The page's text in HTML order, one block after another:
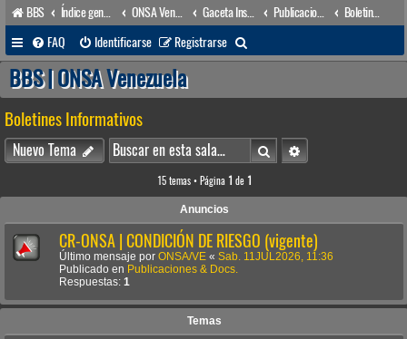
BBS Índice general ONSA Venezuela (acceso público) Gaceta Institucional Publicaciones & Docs.
Boletines Informativos
FAQ
Identificarse Registrarse
u
a
r
BBS | ONSA Venezuela
Boletines Informativos
Nuevo Tema BuscarBúsqueda avanzada
15 temas • Página 1 de 1
Anuncios
CR-ONSA | CONDICIÓN DE RIESGO (vigente)
Último mensaje por ONSA/VE « Sab. 11JUL2026, 11:36
Publicado en Publicaciones & Docs.
Respuestas: 1
Temas